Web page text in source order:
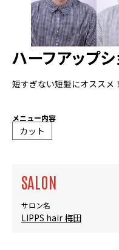
ハーフアップシ
短すぎない短髪にオススメ
メニュー内容
カット
SALON
サロン名
LIPPS hair 梅田